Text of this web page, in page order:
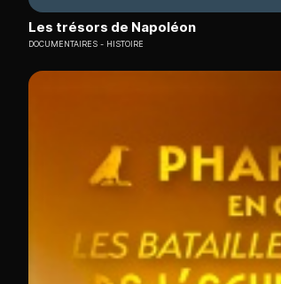
Les trésors de Napoléon
DOCUMENTAIRES HISTOIRE